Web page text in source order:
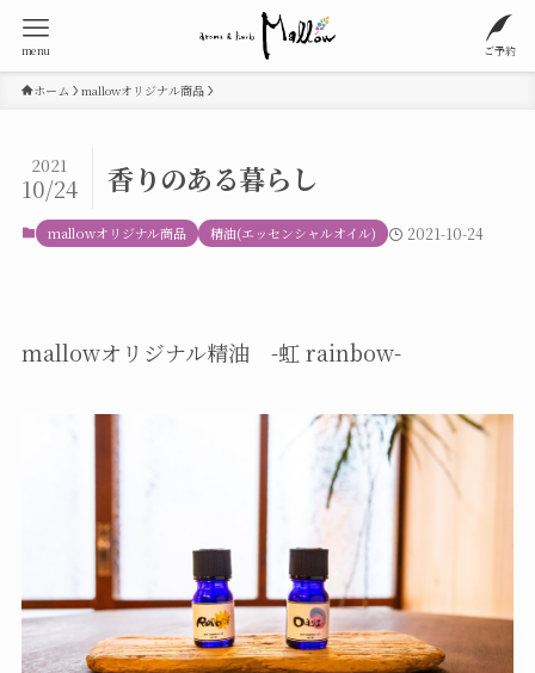
ご予約
menu
ホーム mallowオリジナル商品
香りのある暮らし
2021
10/24
mallowオリジナル商品 精油(エッセンシャルオイル) 2021-10-24
mallowオリジナル精油 -虹 rainbow-